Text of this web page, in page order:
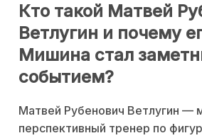
Кто такой Матвей
Ветлугин и почему
Мишина стал
событием?
Матвей Рубенович Ветлугин —
перспективный тренер по